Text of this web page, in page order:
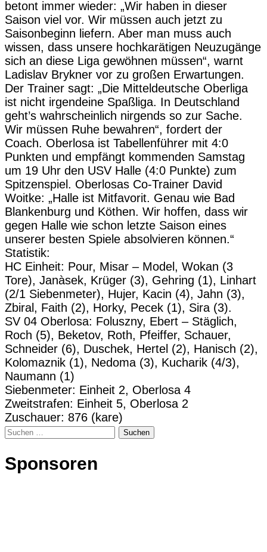
betont immer wieder: „Wir haben in dieser
Saison viel vor. Wir müssen auch jetzt zu
Saisonbeginn liefern. Aber man muss auch
wissen, dass unsere hochkarätigen Neuzugänge
sich an diese Liga gewöhnen müssen“, warnt
Ladislav Brykner vor zu großen Erwartungen.
Der Trainer sagt: „Die Mitteldeutsche Oberliga
ist nicht irgendeine Spaßliga. In Deutschland
geht’s wahrscheinlich nirgends so zur Sache.
Wir müssen Ruhe bewahren“, fordert der
Coach. Oberlosa ist Tabellenführer mit 4:0
Punkten und empfängt kommenden Samstag
um 19 Uhr den USV Halle (4:0 Punkte) zum
Spitzenspiel. Oberlosas Co-Trainer David
Woitke: „Halle ist Mitfavorit. Genau wie Bad
Blankenburg und Köthen. Wir hoffen, dass wir
gegen Halle wie schon letzte Saison eines
unserer besten Spiele absolvieren können.“
Statistik:
HC Einheit: Pour, Misar – Model, Wokan (3
Tore), Janàsek, Krüger (3), Gehring (1), Linhart
(2/1 Siebenmeter), Hujer, Kacin (4), Jahn (3),
Zbiral, Faith (2), Horky, Pecek (1), Sira (3).
SV 04 Oberlosa: Foluszny, Ebert – Stäglich,
Roch (5), Beketov, Roth, Pfeiffer, Schauer,
Schneider (6), Duschek, Hertel (2), Hanisch (2),
Kolomaznik (1), Nedoma (3), Kucharik (4/3),
Naumann (1)
Siebenmeter: Einheit 2, Oberlosa 4
Zweitstrafen: Einheit 5, Oberlosa 2
Zuschauer: 876 (kare)
Suchen
Sponsoren